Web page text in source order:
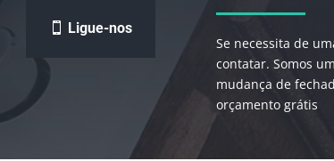
Ligue-nos
Se necessita de
contatar. Somos
mudança de
orçamento grátis